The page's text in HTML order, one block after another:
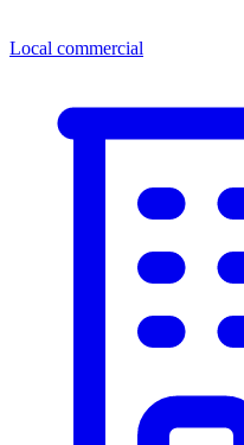
Local commercial